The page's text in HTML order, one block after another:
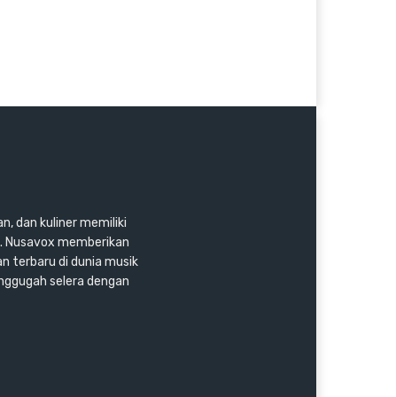
dan kuliner memiliki
Nusavox memberikan
terbaru di dunia musik
selera dengan